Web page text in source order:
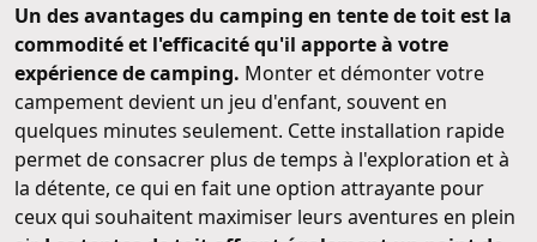
Un des avantages du camping en tente de toit est la
commodité et l'efficacité qu'il apporte à votre
expérience de camping. Monter et démonter votre
campement devient un jeu d'enfant, souvent en
quelques minutes seulement. Cette installation rapide
permet de consacrer plus de temps à l'exploration et à
la détente, ce qui en fait une option attrayante pour
ceux qui souhaitent maximiser leurs aventures en plein